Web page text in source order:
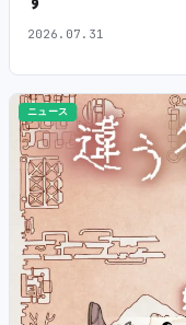
2026.07.31
ニュース